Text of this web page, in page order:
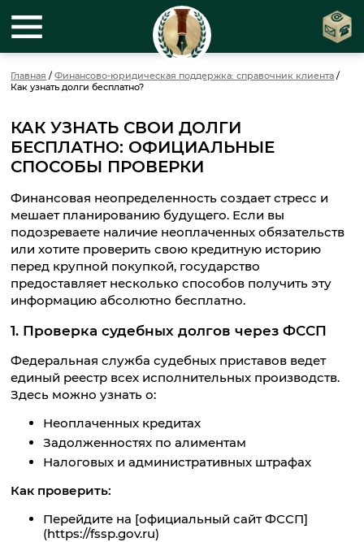
Главная /Финансово-юридическая поддержка: справочник клиента /
Как узнать долги бесплатно?
КАК УЗНАТЬ СВОИ ДОЛГИ
БЕСПЛАТНО: ОФИЦИАЛЬНЫЕ
СПОСОБЫ ПРОВЕРКИ
Финансовая неопределенность создает стресс и
мешает планированию будущего. Если вы
подозреваете наличие неоплаченных обязательств
или хотите проверить свою кредитную историю
перед крупной покупкой, государство
предоставляет несколько способов получить эту
информацию абсолютно бесплатно.
1. Проверка судебных долгов через ФССП
Федеральная служба судебных приставов ведет
единый реестр всех исполнительных производств.
Здесь можно узнать о:
Неоплаченных кредитах
Задолженностях по алиментам
Налоговых и административных штрафах
Как проверить:
Перейдите на [официальный сайт ФССП]
(https://fssp.gov.ru)